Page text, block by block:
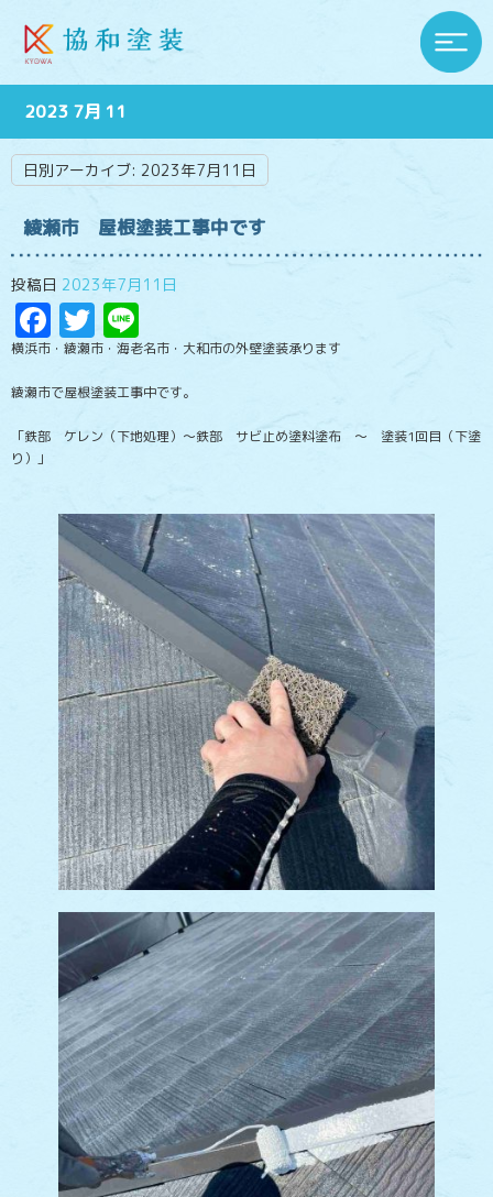
2023 7月 11
日別アーカイブ: 2023年7月11日
綾瀬市 屋根塗装工事中です
投稿日 2023年7月11日
Facebook
Twitter
横浜市・綾瀬市・海老名市・大和市の外壁塗装承ります
綾瀬市で屋根塗装工事中です。
「鉄部 ケレン（下地処理）～鉄部 サビ止め塗料塗布 ～ 塗装1回目（下塗
り）」